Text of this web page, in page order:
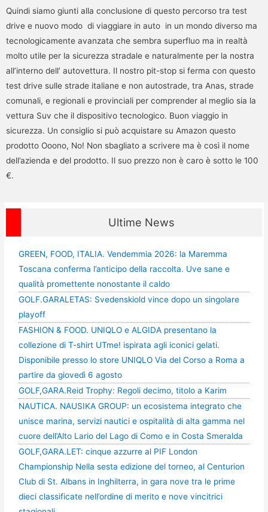
Quindi siamo giunti alla conclusione di questo percorso tra test
drive e nuovo modo di viaggiare in auto in un mondo diverso ma
tecnologicamente avanzata che sembra superfluo ma in realtà
molto utile per la sicurezza stradale e naturalmente per la nostra
all’interno dell’ autovettura. Il nostro pit-stop si ferma con questo
test drive sulle strade italiane e non autostrade, tra Anas, strade
comunali, e regionali e provinciali per comprender al meglio sia la
vettura Suv che il dispositivo tecnologico. Buon viaggio in
sicurezza. Un consiglio si può acquistare su Amazon questo
prodotto Ooono, No! Non sbagliato a scrivere ma è così il nome
dell’azienda e del prodotto. Il suo prezzo non è caro è sotto le 100
€.
Ultime News
GREEN, FOOD, ITALIA. Vendemmia 2026: la Maremma
Toscana conferma l’anticipo della raccolta. Uve sane e
qualità promettente nonostante il caldo
GOLF.GARALETAS: Svedenskiold vince dopo un singolare
playoff
FASHION & FOOD. UNIQLO e ALGIDA presentano la
collezione di T-shirt UTme! ispirata agli iconici gelati.
Disponibile presso lo store UNIQLO Via del Corso a Roma a
partire da giovedì 6 agosto
GOLF,GARA.Reid Trophy: Regoli decimo, titolo a Karim
NAUTICA. NAUSIKA GROUP: un ecosistema integrato che
unisce marina, servizi nautici e ospitalità di alta gamma nel
cuore dell’Alto Lario del Lago di Como e in Costa Smeralda
GOLF,GARA.LET: cinque azzurre al PIF London
Championship Nella sesta edizione del torneo, al Centurion
Club di St. Albans in Inghilterra, in gara nove tra le prime
dieci classificate nell’ordine di merito e nove vincitrici